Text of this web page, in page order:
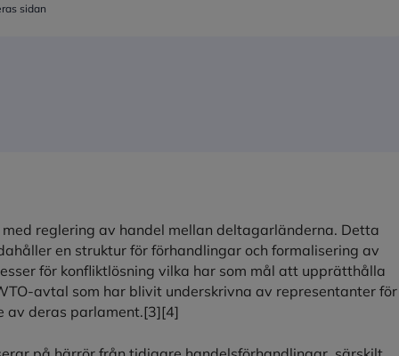
sidan
reglering av handel mellan deltagarländerna. Detta
en struktur för förhandlingar och formalisering av
för konfliktlösning vilka har som mål att upprätthålla
avtal som har blivit underskrivna av representanter för
av deras parlament.[3][4]